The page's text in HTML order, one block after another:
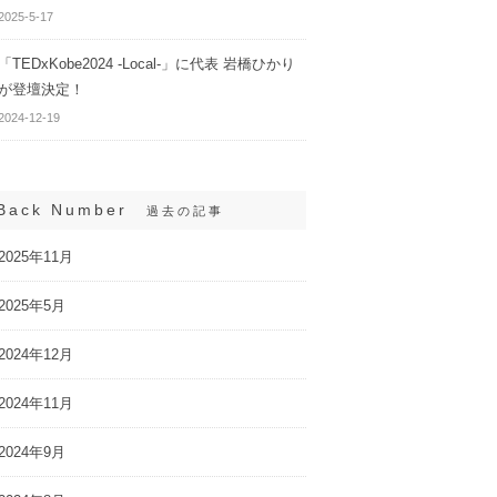
5-17
「TEDxKobe2024 -Local-」に代表 岩橋ひかり
登壇決定！
12-19
Number 過去の記事
年11月
年5月
年12月
年11月
年9月